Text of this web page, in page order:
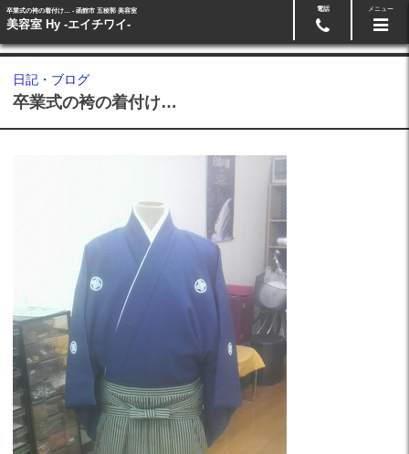
卒業式の袴の着付け… - 函館市 五稜郭 美容室
美容室 Hy -エイチワイ-
電話 メニュー
日記・ブログ
卒業式の袴の着付け…
24時間ネット予約 0138-87-0864